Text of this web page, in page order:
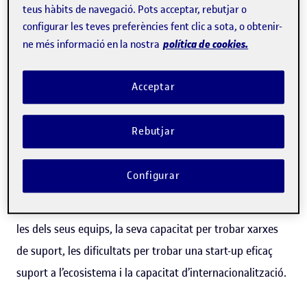
solucions als reptes socials que també poden cobrir les
necessitats del mercat. Moltes empreses emergents i
empreses derivades de les universitats es funden a les
institucions europees d’educació superior, però no tenen
capacitat de creixement i sostenibilitat. Després de 3
anys, més del 50% de les empreses emergents fracassen
a causa de la baixa rendibilitat i capacitat de creixement.
L’origen d’aquest fracàs prové de les arrels de la fundació
start-up: les habilitats empresarials i empresarials dels
les dels seus equips, la seva capacitat per trobar xarxes
de suport, les dificultats per trobar una start-up eficaç
suport a l’ecosistema i la capacitat d’internacionalització.
teus hàbits de navegació. Pots acceptar, rebutjar o
configurar les teves preferències fent clic a sota, o obtenir-
ne més informació en la nostra política de cookies.
Rebutjar
Acceptar
Configurar